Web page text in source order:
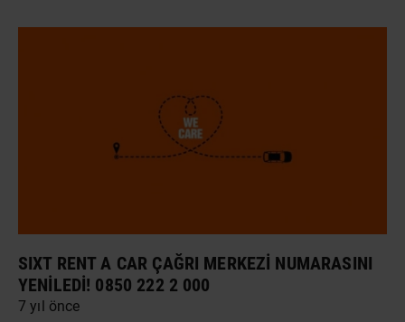
SIXT RENT A CAR ÇAĞRI MERKEZI NUMARASINI
YENILEDI! 0850 222 2 000
7 yıl önce